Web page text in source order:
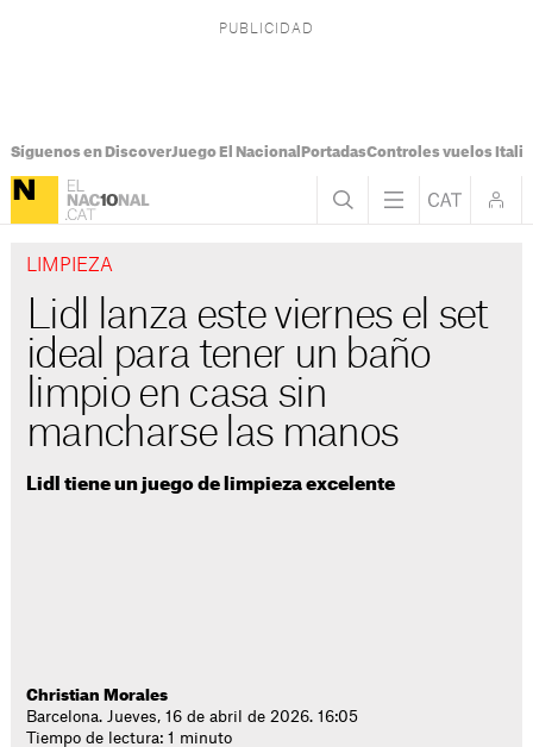
Síguenos en DiscoverJuego El Nacional PortadasControles vuelos Italia
LIMPIEZA
Lidl lanza este viernes el set
ideal para tener un baño
limpio en casa sin
mancharse las manos
Lidl tiene un juego de limpieza excelente
Christian Morales
Barcelona. Jueves, 16 de abril de 2026. 16:05
Tiempo de lectura: 1 minuto